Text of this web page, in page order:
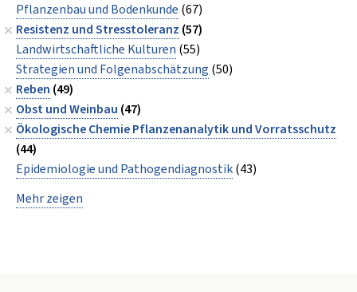
Pflanzenbau und Bodenkunde (67)
Resistenz und Stresstoleranz (57)
Landwirtschaftliche Kulturen (55)
Strategien und Folgenabschätzung (50)
Reben (49)
Obst und Weinbau (47)
Ökologische Chemie Pflanzenanalytik und Vorratsschutz
(44)
Epidemiologie und Pathogendiagnostik(43)
Mehr zeigen